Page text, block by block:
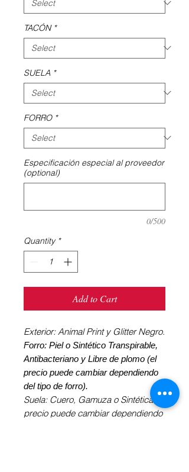
TACÓN *
SUELA *
FORRO *
Especificación especial al proveedor
(optional)
0/500
Quantity *
Add to Cart
Exterior: Animal Print y Glitter Negro.
Forro: Piel o Sintético Transpirable,
Antibacteriano y Libre de plomo (el
precio puede cambiar dependiendo
del tipo de forro).
Suela: Cuero, Gamuza o Sintética (el
precio puede cambiar dependiendo